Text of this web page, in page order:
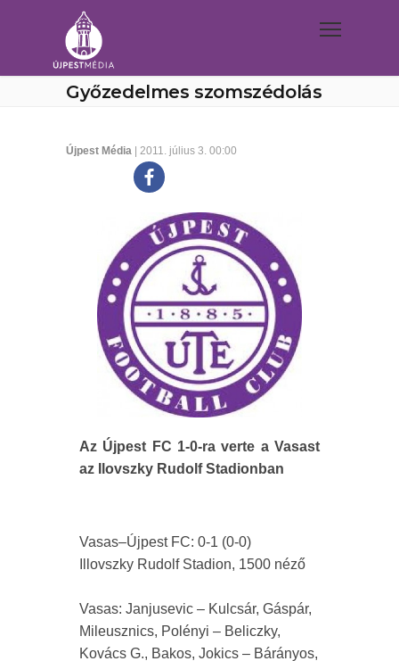
Győzedelmes szomszédolás
Újpest Média | 2011. július 3. 00:00
Az Újpest FC 1-0-ra verte a Vasast
az Ilovszky Rudolf Stadionban
Vasas–Újpest FC: 0-1 (0-0)
Illovszky Rudolf Stadion, 1500 néző
Vasas: Janjusevic – Kulcsár, Gáspár,
Mileusznics, Polényi – Beliczky,
Kovács G., Bakos, Jokics – Bárányos,